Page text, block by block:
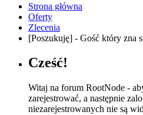
Strona główna
Oferty
Zlecenia
[Poszukuję] - Gość który zna
Cześć!
Witaj na forum RootNode -
zarejestrować, a następnie
niezarejestrowanych nie są